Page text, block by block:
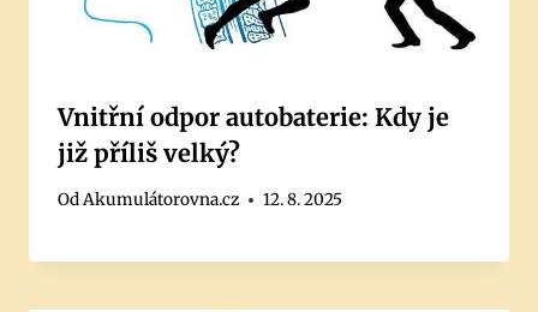
Vnitřní odpor autobaterie: Kdy je
již příliš velký?
OdAkumulátorovna.cz 12. 8. 2025